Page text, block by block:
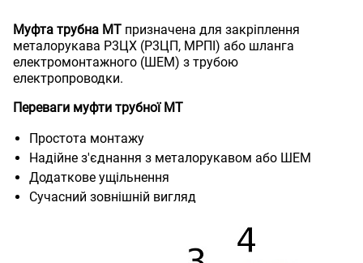
Муфта трубна MТ призначена для закріплення
металорукава Р3ЦХ (Р3ЦП, МРПІ) або шланга
електромонтажного (ШЕМ) з трубою
електропроводки.
Переваги муфти трубної МТ
Простота монтажу
Надійне з'єднання з металорукавом або ШЕМ
Додаткове ущільнення
Сучасний зовнішній вигляд